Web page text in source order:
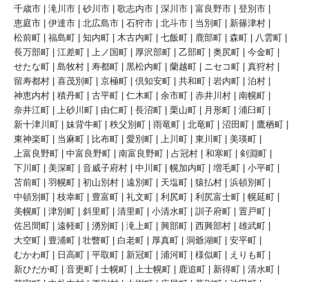
千歳市
滝川市 砂川市 歌志内市 深川市 富良野市
登別市
恵庭市
伊達市 北広島市 石狩市 北斗市 当別町
新篠津村
松前町
福島町 知内町 木古内町 七飯町 鹿部町 森町
八雲町
長万部町
江差町 上ノ国町 厚沢部町 乙部町 奥尻町
今金町
せたな町
島牧村 寿都町 黒松内町 蘭越町 ニセコ町
真狩村
留寿都村
喜茂別町 京極町 倶知安町 共和町 岩内町
泊村
神恵内村
積丹町 古平町 仁木町 余市町 赤井川村
南幌町
奈井江町
上砂川町 由仁町 長沼町 栗山町 月形町
浦臼町
新十津川町
妹背牛町 秩父別町 雨竜町 北竜町 沼田町
鷹栖町
東神楽町
当麻町 比布町 愛別町 上川町 東川町
美瑛町
上富良野町
中富良野町 南富良野町 占冠村 和寒町
剣淵町
下川町
美深町 音威子府村 中川町 幌加内町 増毛町
小平町
苫前町
羽幌町 初山別村 遠別町 天塩町 猿払村
浜頓別町
中頓別町
枝幸町 豊富町 礼文町 利尻町 利尻富士町
幌延町
美幌町
津別町 斜里町 清里町 小清水町 訓子府町
置戸町
佐呂間町
遠軽町 湧別町 滝上町 興部町 西興部村
雄武町
大空町
豊浦町 壮瞥町 白老町 厚真町 洞爺湖町
安平町
むかわ町
日高町 平取町 新冠町 浦河町 様似町
えりも町
新ひだか町
音更町 士幌町 上士幌町 鹿追町 新得町
清水町